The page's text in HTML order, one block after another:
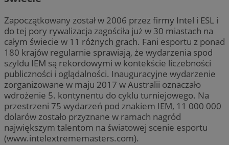
Zapoczątkowany został w 2006 przez firmy Intel i ESL i
do tej pory rywalizacja zagościła już w 30 miastach na
całym świecie w 11 różnych grach. Fani esportu z ponad
180 krajów regularnie sprawiają, że wydarzenia spod
szyldu IEM są rekordowymi w kontekście liczebności
publiczności i oglądalności. Inauguracyjne wydarzenie
zorganizowane w maju 2017 w Australii oznaczało
wdrożenie 5. kontynentu do cyklu turniejowego. Na
przestrzeni 75 wydarzeń pod znakiem IEM, 11 000 000
dolarów zostało przyznane w ramach nagród
największym talentom na światowej scenie esportu
(www.intelextrememasters.com).